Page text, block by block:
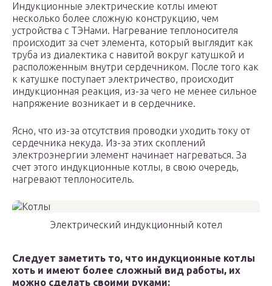
Индукционные электрические котлы имеют
несколько более сложную конструкцию, чем
устройства с ТЭНами. Нагревание теплоносителя
происходит за счет элемента, который выглядит как
труба из диалектика с навитой вокруг катушкой и
расположенным внутри сердечником. После того как
к катушке поступает электричество, происходит
индукционная реакция, из-за чего не менее сильное
напряжение возникает и в сердечнике.
Ясно, что из-за отсутствия проводки уходить току от
сердечника некуда. Из-за этих скоплений
электроэнергии элемент начинает нагреваться. За
счет этого индукционные котлы, в свою очередь,
нагревают теплоноситель.
Электрический индукционный котел
Следует заметить то, что индукционные котлы
хоть и имеют более сложный вид работы, их
можно сделать своими руками: